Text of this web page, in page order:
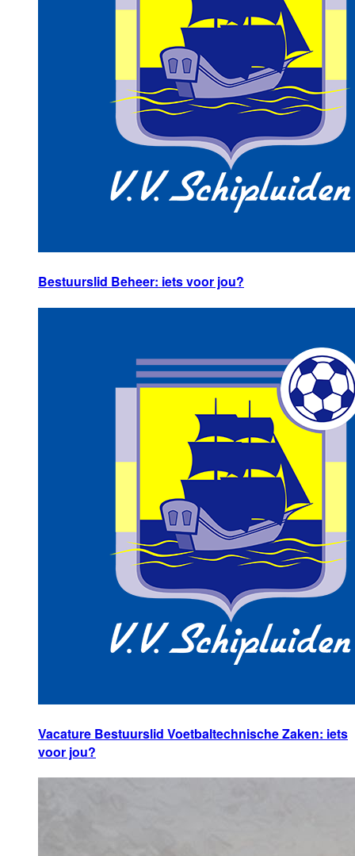
Bestuurslid Beheer: iets voor jou?
Vacature Bestuurslid Voetbaltechnische Zaken: iets
voor jou?